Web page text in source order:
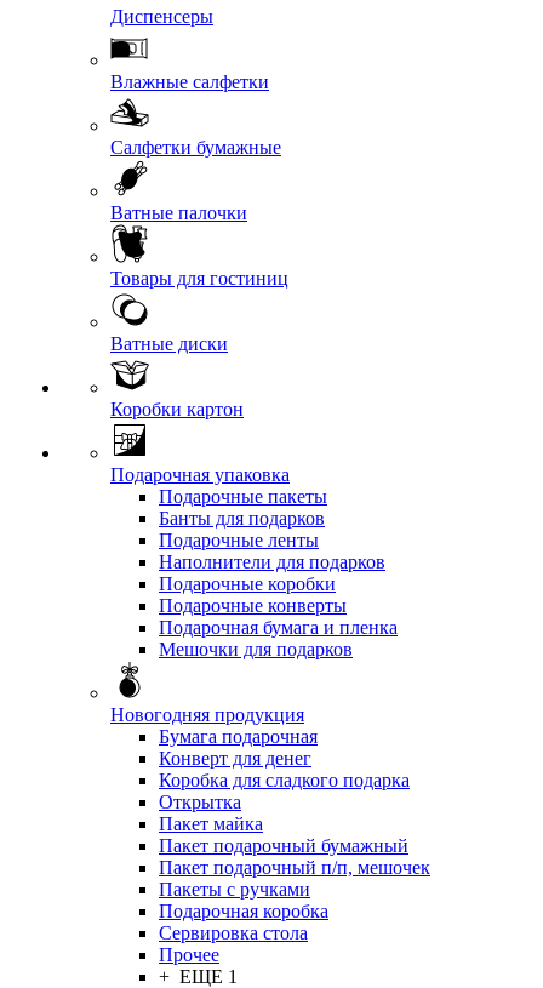
Диспенсеры
Влажные салфетки
Салфетки бумажные
Ватные палочки
Товары для гостиниц
Ватные диски
Коробки картон
Подарочная упаковка
Подарочные пакеты
Банты для подарков
Подарочные ленты
Наполнители для подарков
Подарочные коробки
Подарочные конверты
Подарочная бумага и пленка
Мешочки для подарков
Новогодняя продукция
Бумага подарочная
Конверт для денег
Коробка для сладкого подарка
Открытка
Пакет майка
Пакет подарочный бумажный
Пакет подарочный п/п, мешочек
Пакеты с ручками
Подарочная коробка
Сервировка стола
Прочее
+ ЕЩЕ 1